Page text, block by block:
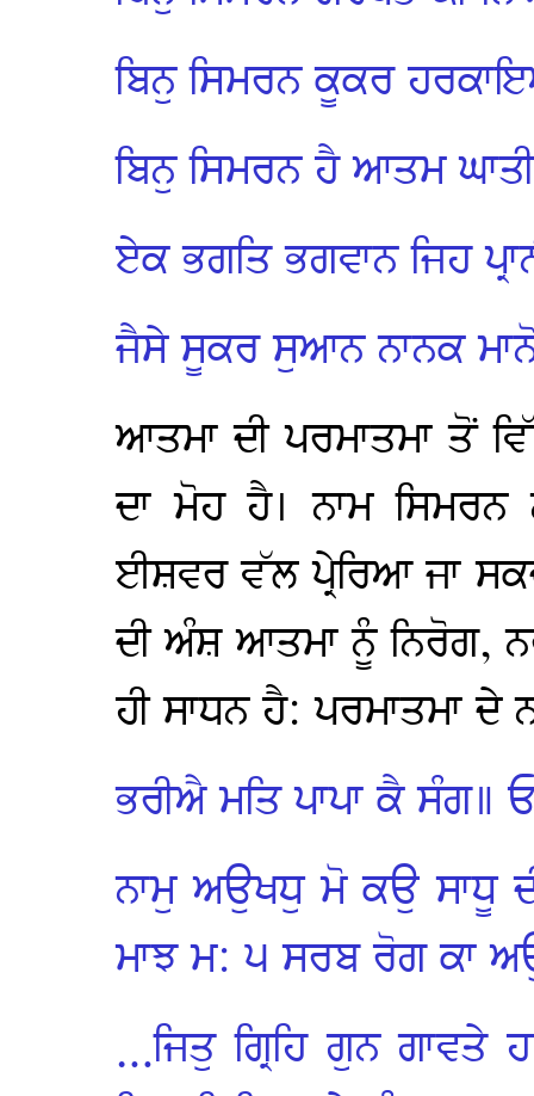
ਬਿਨੁ ਸਿਮਰਨ ਕੂਕਰ
ਬਿਨੁ ਸਿਮਰਨ ਹੈ ਆਤਮ
ਏਕ ਭਗਤਿ ਭਗਵਾਨ ਜਿਹ
ਜੈਸੇ ਸੂਕਰ ਸੁਆਨ ਨਾਨਕ
ਆਤਮਾ ਦੀ ਪਰਮਾਤਮਾ ਤੋਂ
ਦਾ ਮੋਹ ਹੈ। ਨਾਮ
ਈਸ਼ਵਰ ਵੱਲ ਪ੍ਰੇਰਿਆ ਜਾ
ਦੀ ਅੰਸ਼ ਆਤਮਾ ਨੂੰ ਨਿਰੋਗ,
ਹੀ ਸਾਧਨ ਹੈ: ਪਰਮਾਤਮਾ ਦੇ
ਭਰੀਐ ਮਤਿ ਪਾਪਾ ਕੈ
ਨਾਮੁ ਅਉਖਧੁ ਮੋ ਕਉ ਸਾਧੂ
ਮਾਝ ਮ: ੫ ਸਰਬ ਰੋਗ ਕਾ
…ਜਿਤੁ ਗ੍ਰਿਹਿ ਗੁਨ